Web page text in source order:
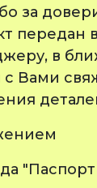
за
передан
в
с Вами